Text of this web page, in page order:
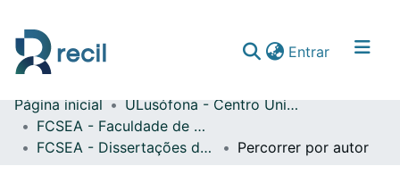
Entrar(current)
Comunidades & Coleções
Percorrer repositório
Página inicial
ULusófona - Centro Universitário de Lisboa
FCSEA - Faculdade de Ciências Sociais, Educação e Administração
FCSEA - Dissertações de Mestrado
Percorrer por autor